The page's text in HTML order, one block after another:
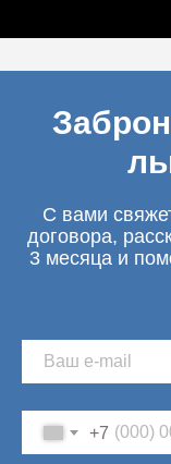
С вами
договора,
3 месяца и
+7